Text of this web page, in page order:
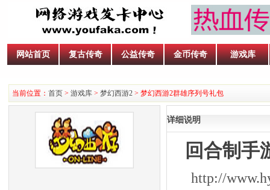
网站首页 复古传奇 公益传奇 金币传奇 游戏库
当前位置： 首页 > 游戏库 > 梦幻西游2 > 梦幻西游2群雄序列号礼包
详细说明
回合制手
http://